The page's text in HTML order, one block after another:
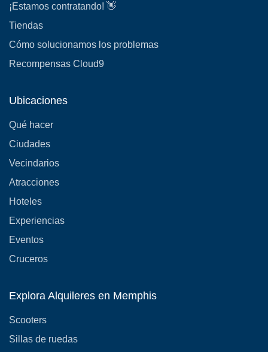
¡Estamos contratando! 👋
Tiendas
Cómo solucionamos los problemas
Recompensas Cloud9
Ubicaciones
Qué hacer
Ciudades
Vecindarios
Atracciones
Hoteles
Experiencias
Eventos
Cruceros
Explora Alquileres en Memphis
Scooters
Sillas de ruedas